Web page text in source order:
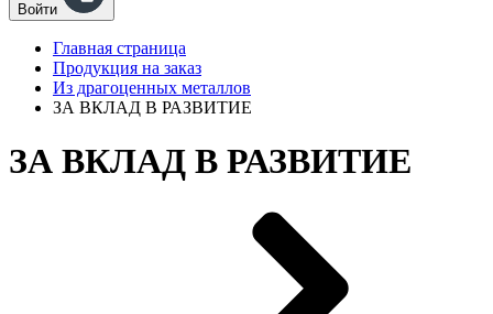
Войти
Главная страница
Продукция на заказ
Из драгоценных металлов
ЗА ВКЛАД В РАЗВИТИЕ
ЗА ВКЛАД В РАЗВИТИЕ